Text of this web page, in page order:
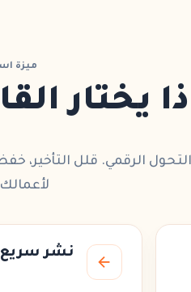
ميزة
يختار
التحول الرقمي. قلل التأخير،
نشر سريع